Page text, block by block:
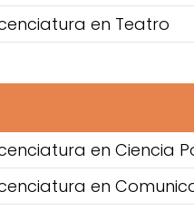
en Teatro
en Ciencia
en